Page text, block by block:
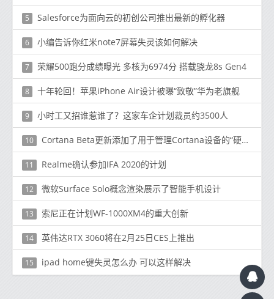
5 Salesforce为面向云的初创公司推出最新的孵化器
6 小编告诉你红米note7屏幕失灵该如何解决
7 荣耀500跑分成绩曝光 多核为6974分 搭载骁龙8s Gen4
8 十年轮回！苹果iPhone Air设计被曝“致敬”华为老旗舰
9 小时工又招谁惹谁了？这家车企计划裁员约3500人
10 Cortana Beta更新添加了用于管理Cortana设备的“硬件”部分
11 Realme确认参加IFA 2020的计划
12 微软Surface Solo概念渲染展示了智能手机设计
13 索尼正在计划WF-1000XM4的重大创新
14 英伟达RTX 3060将在2月25日CES上推出
15 ipad home键失灵怎么办 可以这样解决